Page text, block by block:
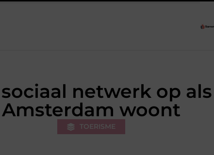
stukadoor makkelijker maakt
netwerk op
Amsterdam woont
TOERISME